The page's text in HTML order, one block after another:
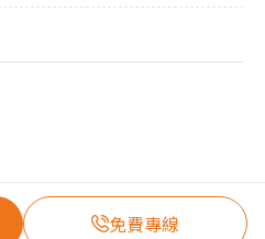
免費專線